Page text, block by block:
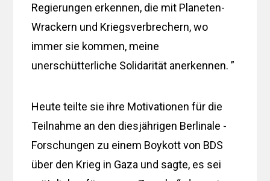
Regierungen erkennen, die mit Planeten-
Wrackern und Kriegsverbrechern, wo
immer sie kommen, meine
unerschütterliche Solidarität anerkennen. ”
Heute teilte sie ihre Motivationen für die
Teilnahme an den diesjährigen Berlinale -
Forschungen zu einem Boykott von BDS
über den Krieg in Gaza und sagte, es sei